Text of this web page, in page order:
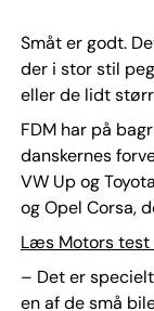
Småt er godt.
der i stor stil
eller de lidt
FDM har på
danskernes
VW Up og
og Opel Corsa,
Læs Motors test
– Det er
en af de små